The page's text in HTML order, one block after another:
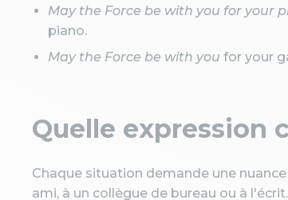
May the Force be with you for your
piano.
May the Force be with you for your
Quelle expression
Chaque situation demande une
ami, à un collègue de bureau ou à